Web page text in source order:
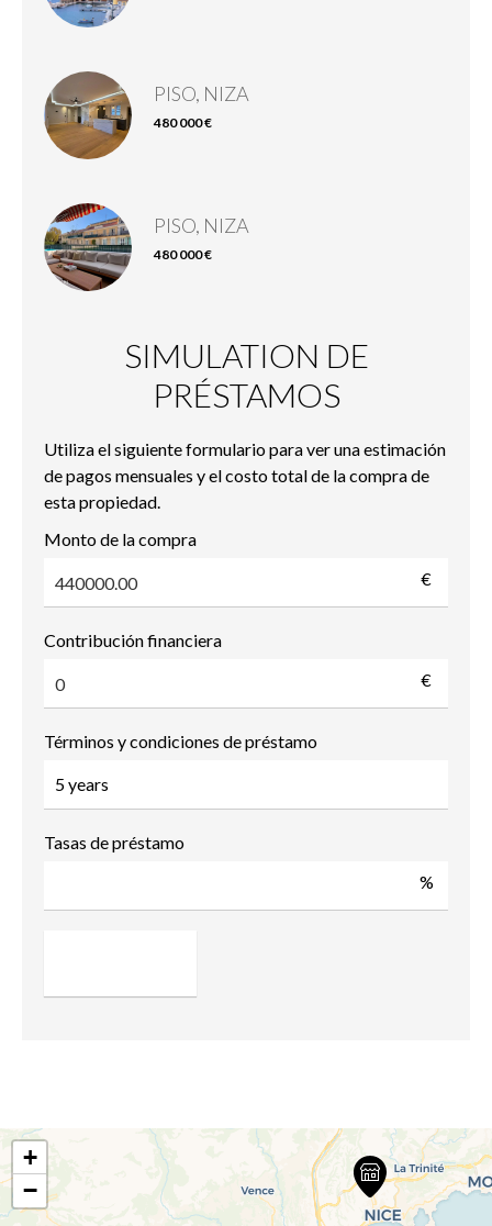
PISO, NIZA
480 000 €
PISO, NIZA
480 000 €
SIMULATION DE
PRÉSTAMOS
Utiliza el siguiente formulario para ver una estimación
de pagos mensuales y el costo total de la compra de
esta propiedad.
Monto de la compra
€
Contribución financiera
€
Términos y condiciones de préstamo
Tasas de préstamo
%
+
−